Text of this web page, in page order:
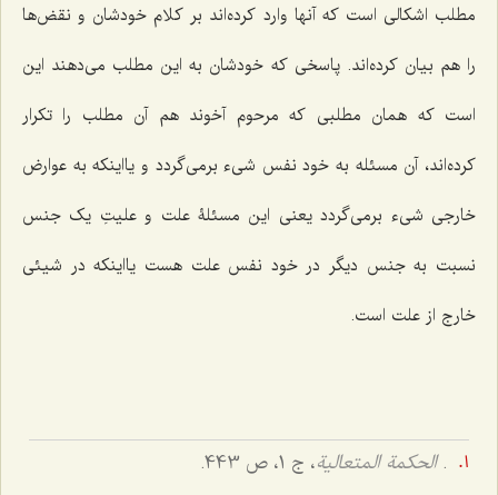
مطلب اشکالی است که آنها وارد کرده‌اند بر کلام خودشان و نقض‌ها
را هم بیان کرده‌اند. پاسخی که خودشان به این مطلب می‌دهند این
است که همان مطلبی که مرحوم آخوند هم آن مطلب را تکرار
کرده‌اند، آن مسئله به خود نفس شیء برمی‌گردد و یااینکه به عوارض
خارجی شیء برمی‌گردد یعنی این مسئلۀ علت و علیتِ یک جنس
نسبت به جنس دیگر در خود نفس علت هست یااینکه در شیئی
خارج از علت است.
.الحکمة المتعالیة، ج 1، ص 443.